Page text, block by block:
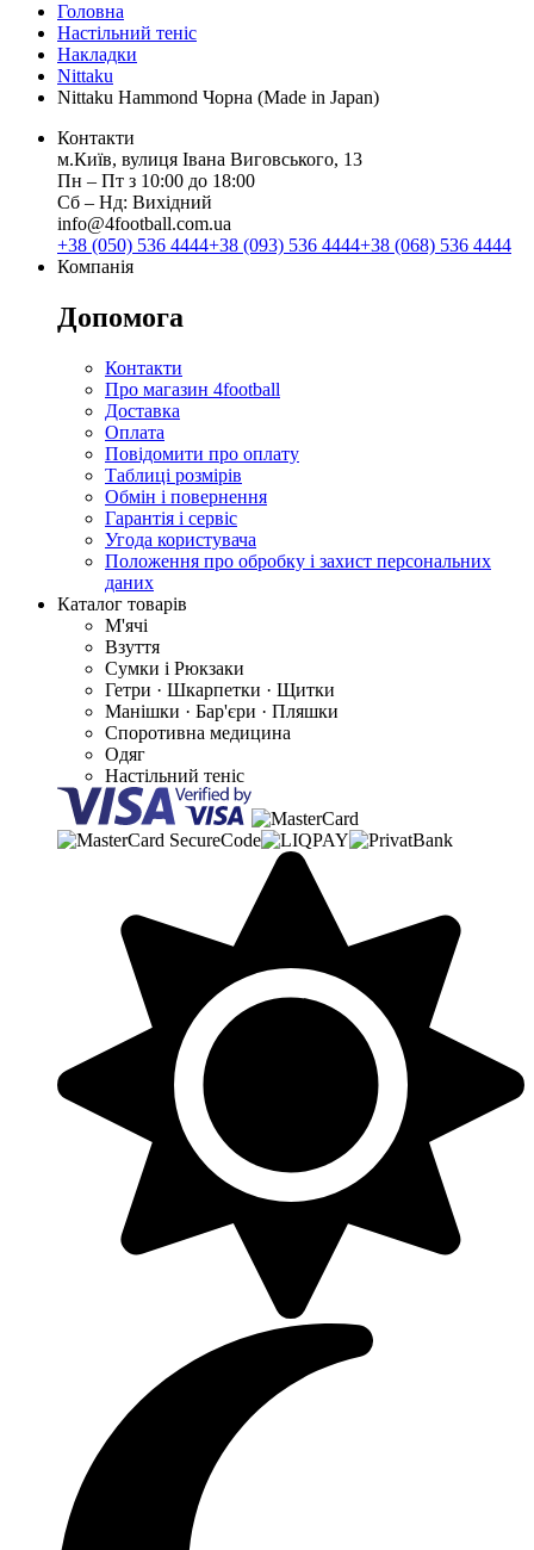
Головна
Настільний теніс
Накладки
Nittaku
Nittaku Hammond Чорна (Made in Japan)
Контакти
м.Київ, вулиця Івана Виговського, 13
Пн ‒ Пт з 10:00 до 18:00
Сб ‒ Нд: Вихідний
info@4football.com.ua
+38 (050) 536 4444+38 (093) 536 4444+38 (068) 536 4444
Компанія
Допомога
Контакти
Про магазин 4football
Доставка
Оплата
Повідомити про оплату
Таблиці розмірів
Обмін і повернення
Гарантія і сервіс
Угода користувача
Положення про обробку і захист персональних
даних
Каталог товарів
М'ячі
Взуття
Сумки і Рюкзаки
Гетри · Шкарпетки · Щитки
Манішки · Бар'єри · Пляшки
Споротивна медицина
Одяг
Настільний теніс